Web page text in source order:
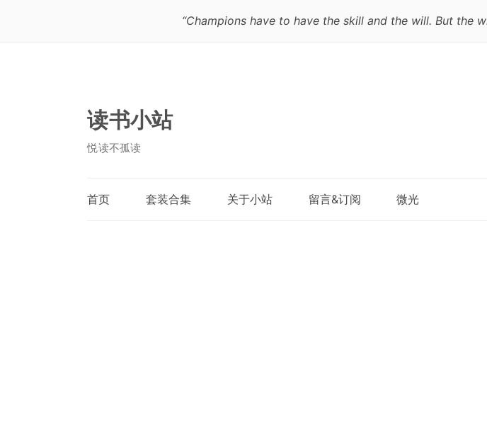
“Champions have to have the skill and the will. But the
读书小站
悦读不孤读
首页 套装合集 关于小站 留言&订阅 微光